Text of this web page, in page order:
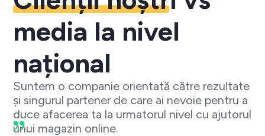
media la nivel
național
Suntem o companie orientată către rezultate
și singurul partener de care ai nevoie pentru a
duce afacerea ta la urmatorul nivel cu ajutorul
unui magazin online.